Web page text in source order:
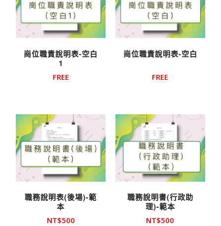
崗位職責說明表-空白
1
FREE
崗位職責說明表-空白
FREE
職務說明表(後場)-範
本
NT$500
職務說明書(行政助
理)-範本
NT$500